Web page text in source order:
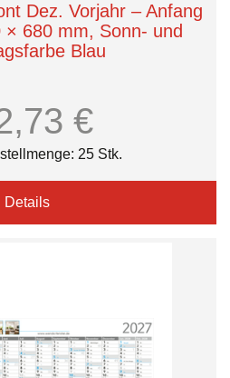
Dez. Vorjahr – Anfang
× 680 mm, Sonn- und
Blau
€
25 Stk.
Details